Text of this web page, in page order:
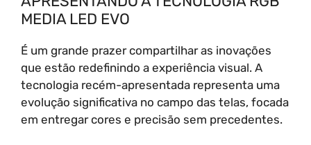
MEDIA LED EVO
É um grande prazer compartilhar as inovações
que estão redefinindo a experiência visual. A
tecnologia recém-apresentada representa uma
evolução significativa no campo das telas, focada
em entregar cores e precisão sem precedentes.